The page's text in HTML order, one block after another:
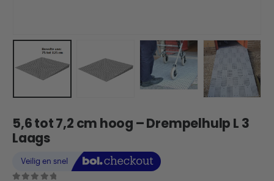
5,6 tot 7,2 cm hoog – Drempelhulp L 3
Laags